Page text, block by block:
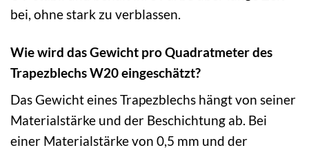
bei, ohne stark zu verblassen.
Wie wird das Gewicht pro Quadratmeter des
Trapezblechs W20 eingeschätzt?
Das Gewicht eines Trapezblechs hängt von seiner
Materialstärke und der Beschichtung ab. Bei
einer Materialstärke von 0,5 mm und der